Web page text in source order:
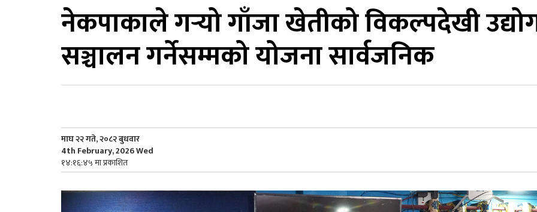
नेकपाकाले गर्‍यो गाँजा खेतीको विकल्पदेखी
सञ्चालन गर्नेसम्मको योजना सार्वजनिक
माघ २२ गते, २०८२ बुधवार
4th February, 2026 Wed
१४:१६:४५ मा प्रकाशित